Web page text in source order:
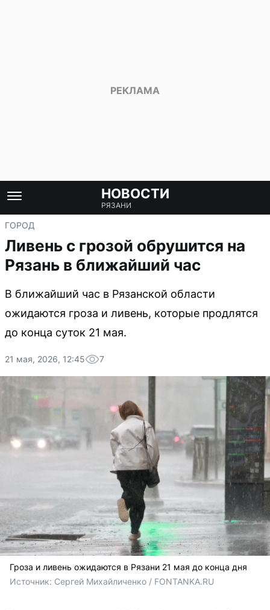
НОВОСТИ
РЯЗАНИ
ГОРОД
Ливень с грозой обрушится на
Рязань в ближайший час
В ближайший час в Рязанской области
ожидаются гроза и ливень, которые продлятся
до конца суток 21 мая.
21 мая, 2026, 12:45 7
Гроза и ливень ожидаются в Рязани 21 мая до конца дня
Источник: Сергей Михайличенко / FONTANKA.RU